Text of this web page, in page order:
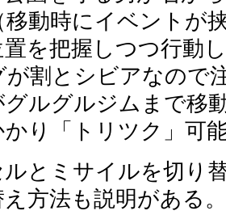
移動時にイベントが
を把握しつつ行動
割とシビアなので
グルグルジムまで移
り「トリツク」可
とミサイルを切り
え方法も説明がある